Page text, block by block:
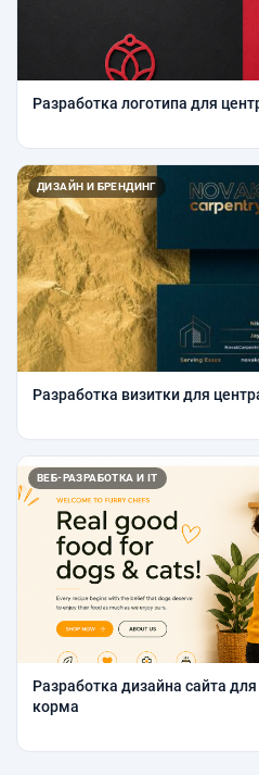
Разработка логотипа для
ДИЗАЙН И БРЕНДИНГ
Разработка визитки для
ВЕБ-РАЗРАБОТКА И IT
Разработка дизайна сайта
корма